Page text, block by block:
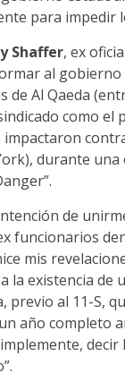
para impedir
Shaffer, ex
al gobierno
de Al Qaeda
como el
impactaron
durante
de
funcionarios
mis
la existencia de
previo al 11-S,
año completo
decir